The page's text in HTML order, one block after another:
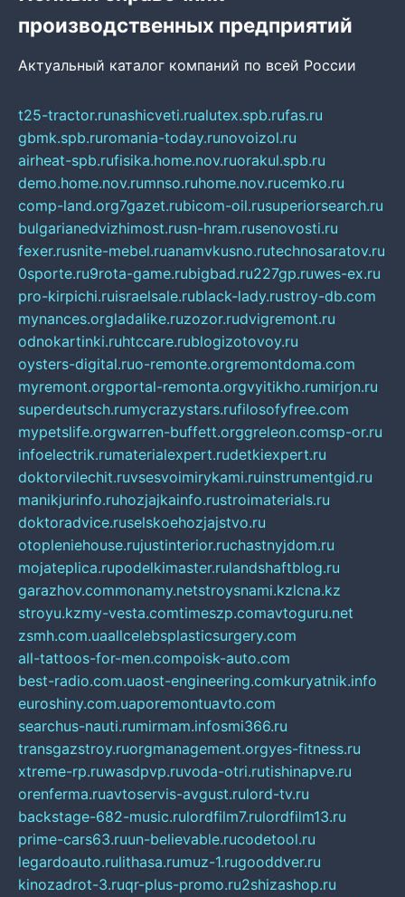
производственных предприятий
Актуальный каталог компаний по всей России
t25-tractor.runashicveti.rualutex.spb.rufas.ru
gbmk.spb.ruromania-today.runovoizol.ru
airheat-spb.rufisika.home.nov.ruorakul.spb.ru
demo.home.nov.rumnso.ruhome.nov.rucemko.ru
comp-land.org7gazet.rubicom-oil.rusuperiorsearch.ru
bulgarianedvizhimost.rusn-hram.rusenovosti.ru
fexer.rusnite-mebel.ruanamvkusno.rutechnosaratov.ru
0sporte.ru9rota-game.rubigbad.ru227gp.ruwes-ex.ru
pro-kirpichi.ruisraelsale.rublack-lady.rustroy-db.com
mynances.orgladalike.ruzozor.rudvigremont.ru
odnokartinki.ruhtccare.rublogizotovoy.ru
oysters-digital.ruo-remonte.orgremontdoma.com
myremont.orgportal-remonta.orgvyitikho.rumirjon.ru
superdeutsch.rumycrazystars.rufilosofyfree.com
mypetslife.orgwarren-buffett.orggreleon.comsp-or.ru
infoelectrik.rumaterialexpert.rudetkiexpert.ru
doktorvilechit.ruvsesvoimirykami.ruinstrumentgid.ru
manikjurinfo.ruhozjajkainfo.rustroimaterials.ru
doktoradvice.ruselskoehozjajstvo.ru
otopleniehouse.rujustinterior.ruchastnyjdom.ru
mojateplica.rupodelkimaster.rulandshaftblog.ru
garazhov.commonamy.netstroysnami.kzlcna.kz
stroyu.kzmy-vesta.comtimeszp.comavtoguru.net
zsmh.com.uaallcelebsplasticsurgery.com
all-tattoos-for-men.compoisk-auto.com
best-radio.com.uaost-engineering.comkuryatnik.info
euroshiny.com.uaporemontuavto.com
searchus-nauti.rumirmam.infosmi366.ru
transgazstroy.ruorgmanagement.orgyes-fitness.ru
xtreme-rp.ruwasdpvp.ruvoda-otri.rutishinapve.ru
orenferma.ruavtoservis-avgust.rulord-tv.ru
backstage-682-music.rulordfilm7.rulordfilm13.ru
prime-cars63.ruun-believable.rucodetool.ru
legardoauto.rulithasa.rumuz-1.rugooddver.ru
kinozadrot-3.ruqr-plus-promo.ru2shizashop.ru